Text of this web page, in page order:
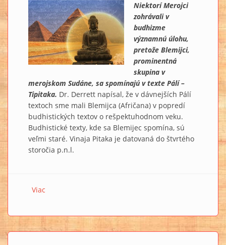
Niektorí Merojci
zohrávali v
budhizme
významnú úlohu,
pretože Blemijci,
prominentná
skupina v
merojskom Sudáne, sa spomínajú v texte Pálí –
Tipitaka. Dr. Derrett napísal, že v dávnejších Pálí
textoch sme mali Blemijca (Afričana) v popredí
budhistických textov o rešpektuhodnom veku.
Budhistické texty, kde sa Blemijec spomína, sú
veľmi staré. Vinaja Pitaka je datovaná do štvrtého
storočia p.n.l.
Viac
odhalená prostredníctvom starovekých rukopisov II.